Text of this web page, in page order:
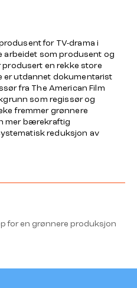
for TV-drama i
arbeidet som produsent og
en rekke store
er utdannet dokumentarist
fra The American Film
som regissør og
fremmer grønnere
mer bærekraftig
reduksjon av
for en grønnere produksjon